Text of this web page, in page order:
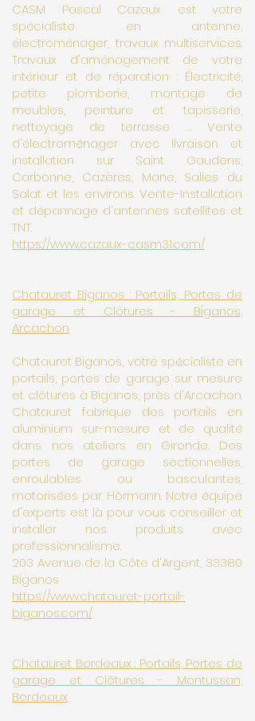
CASM Pascal Cazaux est votre
spécialiste en antenne,
électroménager, travaux multiservices.
Travaux d'aménagement de votre
intérieur et de réparation : Électricité,
petite plomberie, montage de
meubles, peinture et tapisserie,
nettoyage de terrasse … Vente
d'électroménager avec livraison et
installation sur Saint Gaudens,
Carbonne, Cazères, Mane, Salies du
Salat et les environs. Vente-Installation
et dépannage d'antennes satellites et
TNT.
https://www.cazaux-casm31.com/
Chatauret Biganos : Portails, Portes de
garage et Clôtures - Biganos,
Arcachon
Chatauret Biganos, votre spécialiste en
portails, portes de garage sur mesure
et clôtures à Biganos, près d'Arcachon.
Chatauret fabrique des portails en
aluminium sur-mesure et de qualité
dans nos ateliers en Gironde. Des
portes de garage sectionnelles,
enroulables ou basculantes,
motorisées par Hörmann. Notre équipe
d'experts est là pour vous conseiller et
installer nos produits avec
professionnalisme.
203 Avenue de la Côte d'Argent, 33380
Biganos
https://www.chatauret-portail-
biganos.com/
Chatauret Bordeaux : Portails, Portes de
garage et Clôtures - Montussan,
Bordeaux